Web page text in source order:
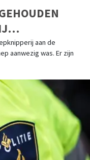
aan de
aanwezig was. Er zijn